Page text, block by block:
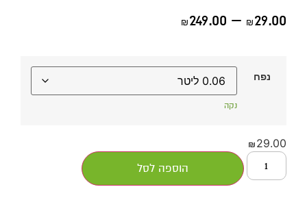
₪29.00
–
₪249.00
נפח
נקה
₪29.00
הוספה לסל